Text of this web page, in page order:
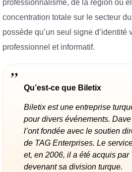
professionnalisme, de la région où
concentration totale sur le secteur
possède qu’un seul signe d’identité
professionnel et informatif.
Qu’est-ce que Biletix
Biletix est une entreprise
pour divers événements.
l’ont fondée avec le soutien
de TAG Enterprises. Le
et, en 2006, il a été acquis par
devenant sa division turque.